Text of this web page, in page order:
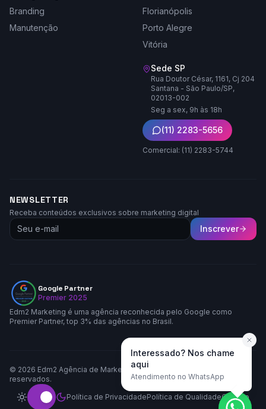
Interessado? Nos chame
aqui
Atendimento no WhatsApp
Branding
Manutenção
Florianópolis
Porto Alegre
Vitória
Sede SP
Rua Doutor César, 1161, Cj 204
Santana - São Paulo/SP,
02013-002
Seg a sex, 9h às 18h
(11) 2283-5656
Comercial: (11) 2283-5744
NEWSLETTER
Receba conteúdos exclusivos sobre marketing digital
Inscrever
Google Partner
Premier 2025
Edm2 Marketing é uma agência reconhecida pelo Google como
Premier Partner, top 3% das agências no Brasil.
© 2026 Edm2 Agência de Marketing LTDA. Todos os direitos
reservados.
Política de PrivacidadePolítica de QualidadeContato